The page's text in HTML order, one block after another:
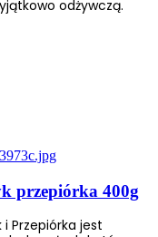
odżywczą.
przepiórka 400g
Przepiórka jest